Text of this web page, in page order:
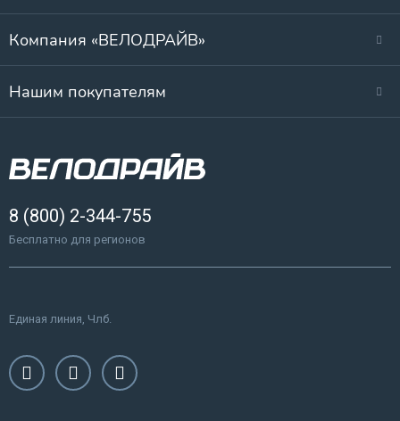
Компания «ВЕЛОДРАЙВ»
Нашим покупателям
8 (800) 2-344-755
Бесплатно для регионов
Единая линия, Члб.